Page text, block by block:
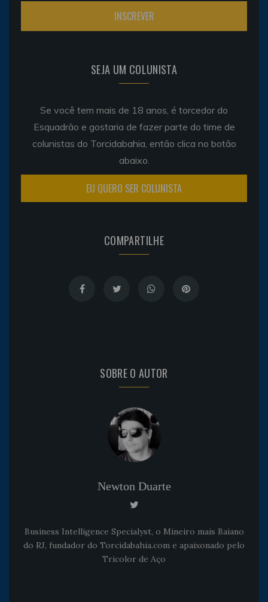
SEJA UM COLUNISTA
Se você tem mais de 18 anos, é torcedor do
Esquadrão e gostaria de fazer parte do time de
colunistas do Torcidabahia, então clica no botão
abaixo.
EU QUERO SER COLUNISTA
COMPARTILHE
SOBRE O AUTOR
Newton Duarte
Business Intelligence Specialyst, o Mineiro mais Baiano
do RJ, fundador do Torcidabahia.com e apaixonado pelo
Tricolor de Aço